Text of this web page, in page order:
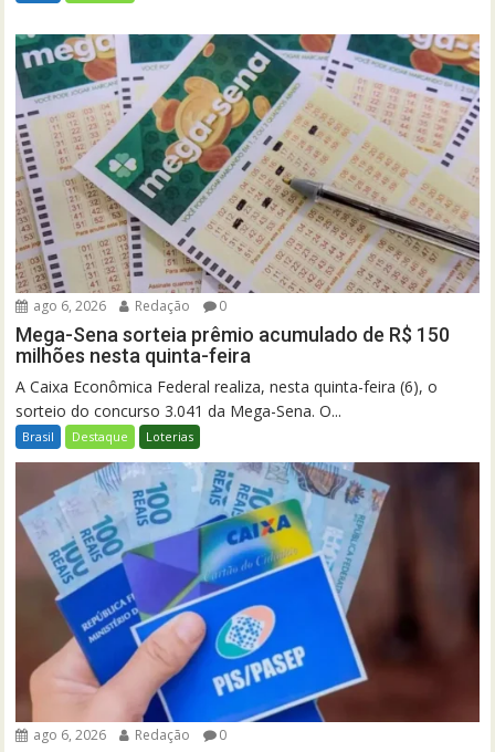
ago 6, 2026 Redação 0
Mega-Sena sorteia prêmio acumulado de R$ 150
milhões nesta quinta-feira
A Caixa Econômica Federal realiza, nesta quinta-feira (6), o
sorteio do concurso 3.041 da Mega-Sena. O...
Brasil Destaque Loterias
ago 6, 2026 Redação 0